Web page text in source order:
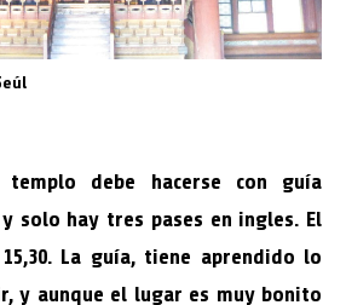
debe hacerse con guía
solo hay tres pases en ingles. El
La guía, tiene aprendido lo
y aunque el lugar es muy bonito